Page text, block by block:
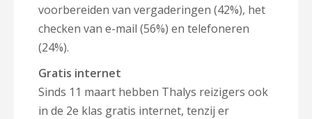
voorbereiden van vergaderingen (42%), het
checken van e-mail (56%) en telefoneren
(24%).
Gratis internet
Sinds 11 maart hebben Thalys reizigers ook
in de 2e klas gratis internet, tenzij er